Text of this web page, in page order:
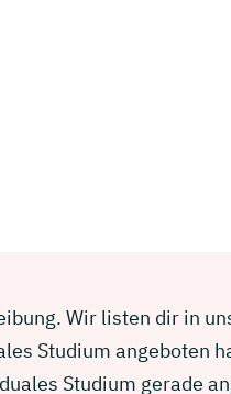
Wir listen dir in
Studium angeboten
Studium gerade